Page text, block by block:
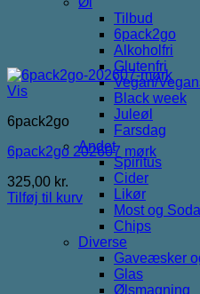
Tilbud
6pack2go
Alkoholfri
Glutenfri
Vegan/
Black week
Juleøl
Farsdag
Andet
Spiritus
Cider
Likør
Most og
Chips
Diverse
Gaveæsker
Glas
Ølsmagning
Vis
6pack2go
6pack2go 202607 mørk
325,00 kr.
Tilføj til kurv